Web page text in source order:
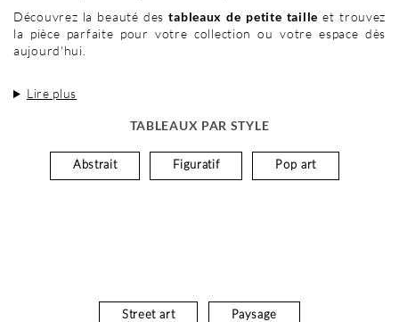
Découvrez la beauté des tableaux de petite taille et trouvez
la pièce parfaite pour votre collection ou votre espace dès
aujourd'hui.
Lire plus
TABLEAUX PAR STYLE
Abstrait Figuratif Pop art
Street art Paysage